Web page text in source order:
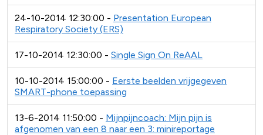
24-10-2014 12:30:00 - Presentation European
Respiratory Society (ERS)
17-10-2014 12:30:00 - Single Sign On ReAAL
10-10-2014 15:00:00 - Eerste beelden vrijgegeven
SMART-phone toepassing
13-6-2014 11:50:00 - Mijnpijncoach: Mijn pijn is
afgenomen van een 8 naar een 3: minireportage